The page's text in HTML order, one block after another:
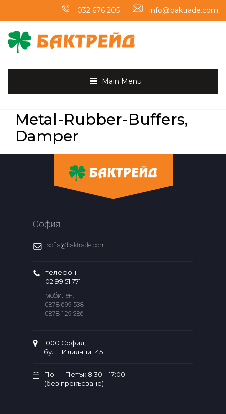
032 676 205 info@baktrade.com
Main Menu
Metal-Rubber-Buffers,
Damper
София
sofia@baktrade.com
телефон:
02 99 51 771
мобилен:
0878 699 538
0878 129 286
1000 София,
бул. "Илиянци" 45
Пон – Петък 8:30 – 17:00
(без прекъсване)